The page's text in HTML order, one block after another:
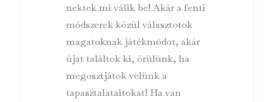
nektek mi válik be! Akár a fenti
módszerek közül választotok
magatoknak játékmódot, akár
újat találtok ki, örülünk, ha
megosztjátok velünk a
tapasztalataitokat! Ha van